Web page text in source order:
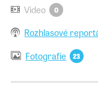
Video 0
Rozhlasové
Fotografie 23